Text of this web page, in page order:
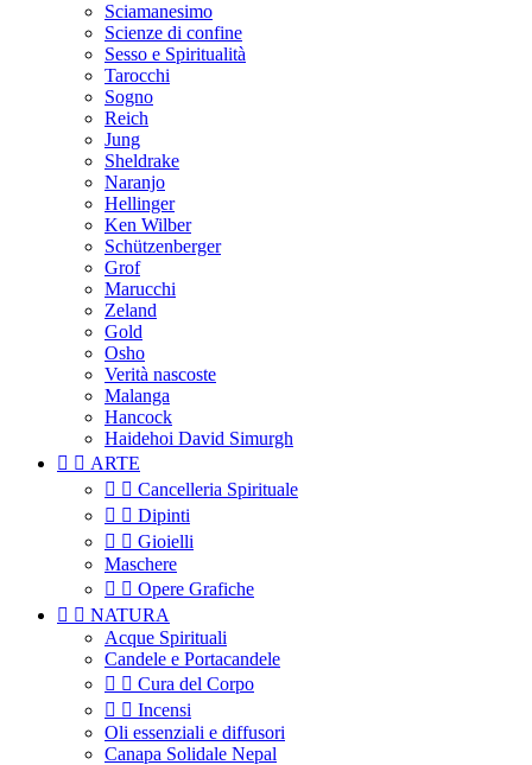
Sciamanesimo
Scienze di confine
Sesso e Spiritualità
Tarocchi
Sogno
Reich
Jung
Sheldrake
Naranjo
Hellinger
Ken Wilber
Schützenberger
Grof
Marucchi
Zeland
Gold
Osho
Verità nascoste
Malanga
Hancock
Haidehoi David Simurgh
  ARTE
  Cancelleria Spirituale
  Dipinti
  Gioielli
Maschere
  Opere Grafiche
  NATURA
Acque Spirituali
Candele e Portacandele
  Cura del Corpo
  Incensi
Oli essenziali e diffusori
Canapa Solidale Nepal